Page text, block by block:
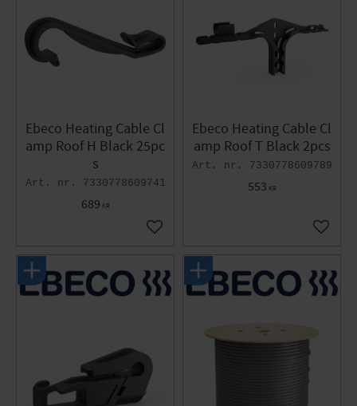
Ebeco Heating Cable Cl
amp Roof H Black 25pc
s
7330778609741
689 KR
Add to favorites
Ebeco Heating Cable Cl
amp Roof T Black 2pcs
7330778609789
553 KR
Add